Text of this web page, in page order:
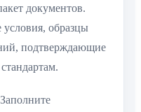
документов.
образцы
подтверждающие